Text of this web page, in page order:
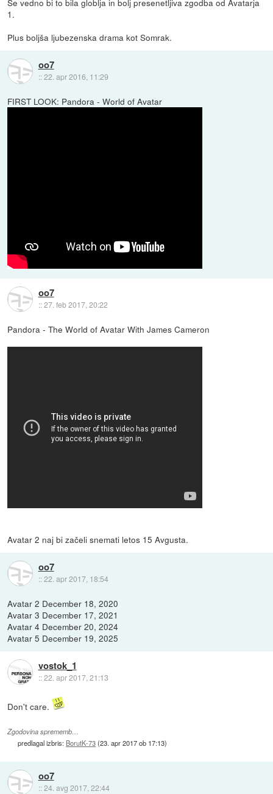
1.
Plus boljša ljubezenska drama kot Somrak.
oo7
::22. apr 2016, 11:29
FIRST LOOK: Pandora - World of Avatar
oo7
::27. feb 2017, 20:22
Pandora - The World of Avatar With James Cameron
Avatar 2 naj bi začeli snemati letos 15 Avgusta.
oo7
::22. apr 2017, 18:54
Avatar 2 December 18, 2020
Avatar 3 December 17, 2021
Avatar 4 December 20, 2024
Avatar 5 December 19, 2025
vostok_1
::22. apr 2017, 21:13
Don't care.
Zgodovina sprememb…
predlagal izbris: BorutK-73(23. apr 2017 ob 17:13)
oo7
::24. avg 2017, 22:44